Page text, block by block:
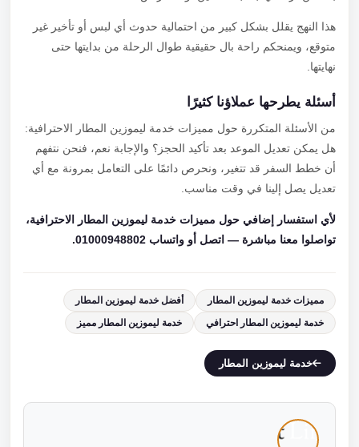
هذا النهج يقلل بشكل كبير من احتمالية حدوث أي لبس أو تأخير غير
متوقع، ويمنحكم راحة بال حقيقية طوال الرحلة من بدايتها حتى
نهايتها.
أسئلة يطرحها عملاؤنا كثيرًا
من الأسئلة المتكررة حول مميزات خدمة ليموزين المطار الاحترافية:
هل يمكن تعديل الموعد بعد تأكيد الحجز؟ والإجابة نعم، فنحن نتفهم
أن خطط السفر قد تتغير، ونحرص دائمًا على التعامل بمرونة مع أي
تعديل يصل إلينا في وقت مناسب.
لأي استفسار إضافي حول مميزات خدمة ليموزين المطار الاحترافية،
تواصلوا معنا مباشرة — اتصل أو واتساب 01000948802.
مميزات خدمة ليموزين المطار
أفضل خدمة ليموزين المطار
خدمة ليموزين المطار احترافي
خدمة ليموزين المطار مميز
خدمة ليموزين المطار